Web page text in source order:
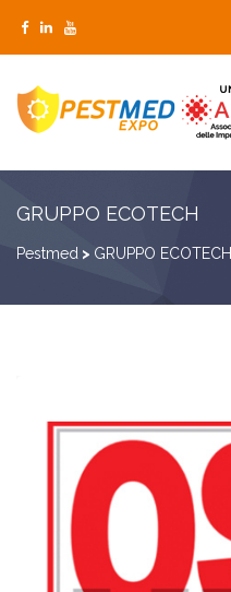
GRUPPO ECOTECH
Pestmed > GRUPPO ECOTECH